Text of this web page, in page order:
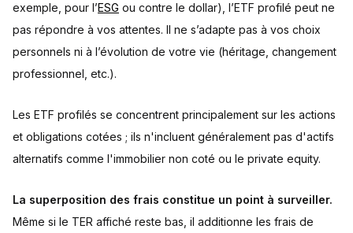
exemple, pour l’ESG ou contre le dollar), l’ETF profilé peut ne
pas répondre à vos attentes. Il ne s’adapte pas à vos choix
personnels ni à l’évolution de votre vie (héritage, changement
professionnel, etc.).
Les ETF profilés se concentrent principalement sur les actions
et obligations cotées ; ils n'incluent généralement pas d'actifs
alternatifs comme l'immobilier non coté ou le private equity.
La superposition des frais constitue un point à surveiller.
Même si le TER affiché reste bas, il additionne les frais de